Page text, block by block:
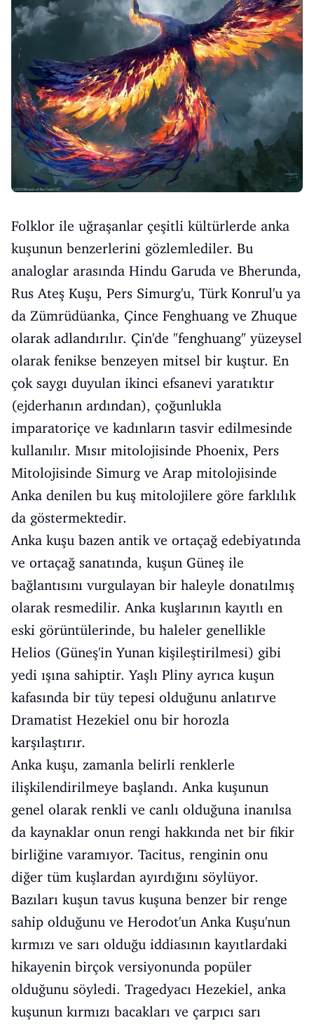
Folklor ile uğraşanlar çeşitli kültürlerde anka
kuşunun benzerlerini gözlemlediler. Bu
analoglar arasında Hindu Garuda ve Bherunda,
Rus Ateş Kuşu, Pers Simurg'u, Türk Konrul'u ya
da Zümrüdüanka, Çince Fenghuang ve Zhuque
olarak adlandırılır. Çin'de "fenghuang" yüzeysel
olarak fenikse benzeyen mitsel bir kuştur. En
çok saygı duyulan ikinci efsanevi yaratıktır
(ejderhanın ardından), çoğunlukla
imparatoriçe ve kadınların tasvir edilmesinde
kullanılır. Mısır mitolojisinde Phoenix, Pers
Mitolojisinde Simurg ve Arap mitolojisinde
Anka denilen bu kuş mitolojilere göre farklılık
da göstermektedir.
Anka kuşu bazen antik ve ortaçağ edebiyatında
ve ortaçağ sanatında, kuşun Güneş ile
bağlantısını vurgulayan bir haleyle donatılmış
olarak resmedilir. Anka kuşlarının kayıtlı en
eski görüntülerinde, bu haleler genellikle
Helios (Güneş'in Yunan kişileştirilmesi) gibi
yedi ışına sahiptir. Yaşlı Pliny ayrıca kuşun
kafasında bir tüy tepesi olduğunu anlatırve
Dramatist Hezekiel onu bir horozla
karşılaştırır.
Anka kuşu, zamanla belirli renklerle
ilişkilendirilmeye başlandı. Anka kuşunun
genel olarak renkli ve canlı olduğuna inanılsa
da kaynaklar onun rengi hakkında net bir fikir
birliğine varamıyor. Tacitus, renginin onu
diğer tüm kuşlardan ayırdığını söylüyor.
Bazıları kuşun tavus kuşuna benzer bir renge
sahip olduğunu ve Herodot'un Anka Kuşu'nun
kırmızı ve sarı olduğu iddiasının kayıtlardaki
hikayenin birçok versiyonunda popüler
olduğunu söyledi. Tragedyacı Hezekiel, anka
kuşunun kırmızı bacakları ve çarpıcı sarı